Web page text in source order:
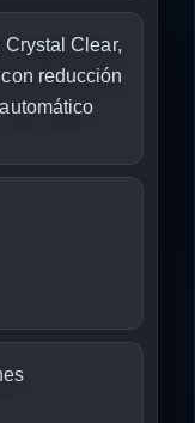
Clear,
reducción